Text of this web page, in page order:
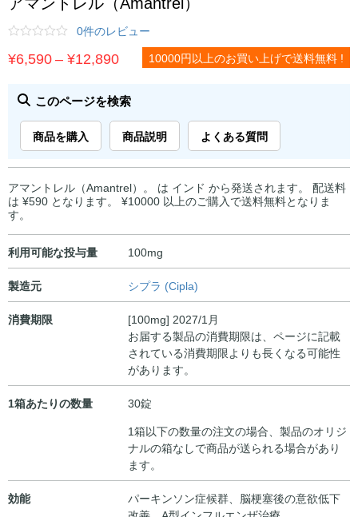
0件のレビュー
¥6,590–¥12,890価
帯:
¥6,590
–
¥12,890
10000円以上のお買い上げで送料無料 !
このページを検索
商品を購入 商品説明 よくある質問
アマントレル（Amantrel）。 は インド から発送されます。 配送料
は ¥590 となります。 ¥10000 以上のご購入で送料無料となりま
す。
利用可能な投与量 100mg
製造元 シプラ (Cipla)
消費期限
[100mg] 2027/1月
お届する製品の消費期限は、ページに記載
されている消費期限よりも長くなる可能性
があります。
1箱あたりの数量
30錠
1箱以下の数量の注文の場合、製品のオリジ
ナルの箱なしで商品が送られる場合があり
ます。
効能
パーキンソン症候群、脳梗塞後の意欲低下